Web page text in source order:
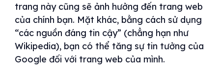
trang này cũng sẽ ảnh hưởng đến trang web
của chính bạn. Mặt khác, bằng cách sử dụng
“các nguồn đáng tin cậy” (chẳng hạn như
Wikipedia), bạn có thể tăng sự tin tưởng của
Google đối với trang web của mình.